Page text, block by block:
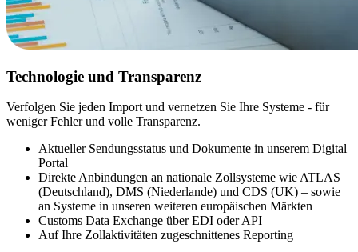
Technologie und Transparenz
Verfolgen Sie jeden Import und vernetzen Sie Ihre Systeme - für
weniger Fehler und volle Transparenz.
Aktueller Sendungsstatus und Dokumente in unserem Digital
Portal
Direkte Anbindungen an nationale Zollsysteme wie ATLAS
(Deutschland), DMS (Niederlande) und CDS (UK) – sowie
an Systeme in unseren weiteren europäischen Märkten
Customs Data Exchange über EDI oder API
Auf Ihre Zollaktivitäten zugeschnittenes Reporting